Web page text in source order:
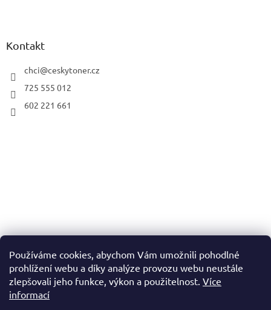
Používáme cookies, abychom Vám umožnili pohodlné
prohlížení webu a díky analýze provozu webu neustále
zlepšovali jeho funkce, výkon a použitelnost. Více
informací
Kontakt
chci@ceskytoner.cz
725 555 012
602 221 661